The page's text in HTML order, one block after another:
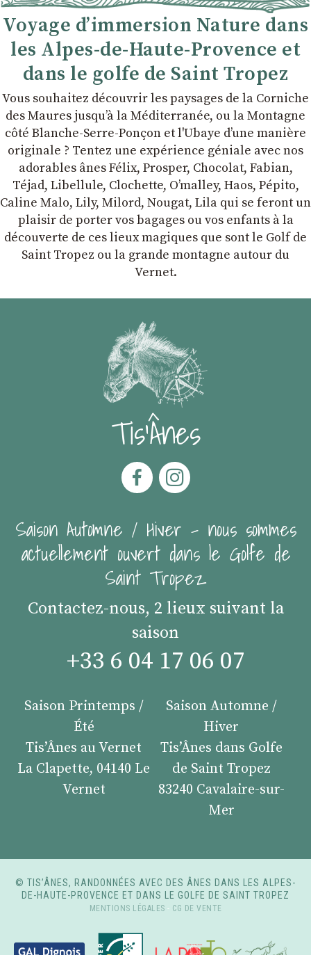
Voyage d’immersion Nature dans
les Alpes-de-Haute-Provence et
dans le golfe de Saint Tropez
Vous souhaitez découvrir les paysages de la Corniche
des Maures jusqu’à la Méditerranée, ou la Montagne
côté Blanche-Serre-Ponçon et l'Ubaye dʼune manière
originale ? Tentez une expérience géniale avec nos
adorables ânes Félix, Prosper, Chocolat, Fabian,
Téjad, Libellule, Clochette, Oʼmalley, Haos, Pépito,
Caline Malo, Lily, Milord, Nougat, Lila qui se feront un
plaisir de porter vos bagages ou vos enfants à la
découverte de ces lieux magiques que sont le Golf de
Saint Tropez ou la grande montagne autour du
Vernet.
Tis'Ânes
Saison Automne / Hiver - nous sommes
actuellement ouvert dans le Golfe de
Saint Tropez
Contactez-nous, 2 lieux suivant la
saison
+33 6 04 17 06 07
Saison Printemps /
Été
Tis’Ânes au Vernet
La Clapette, 04140 Le
Vernet
Saison Automne /
Hiver
Tis’Ânes dans Golfe
de Saint Tropez
83240 Cavalaire-sur-
Mer
© TIS’ÂNES, RANDONNÉES AVEC DES ÂNES DANS LES ALPES-
DE-HAUTE-PROVENCE ET DANS LE GOLFE DE SAINT TROPEZ
MENTIONS LÉGALES - CG DE VENTE